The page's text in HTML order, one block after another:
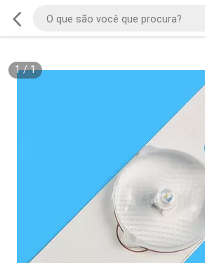
1/1